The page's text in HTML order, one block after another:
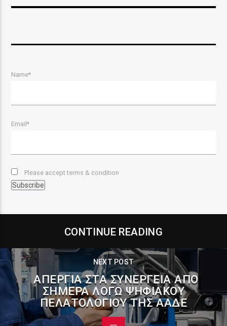
Name*
Email*
Please accept terms & condition
CONTINUE READING
NEXT POST
ΑΠΕΡΓΊΑ ΣΤΑ ΣΥΝΕΡΓΕΊΑ ΑΠΌ
ΣΉΜΕΡΑ ΛΌΓΩ ΨΗΦΙΑΚΟΎ
ΠΕΛΑΤΟΛΟΓΊΟΥ ΤΗΣ ΑΑΔΕ